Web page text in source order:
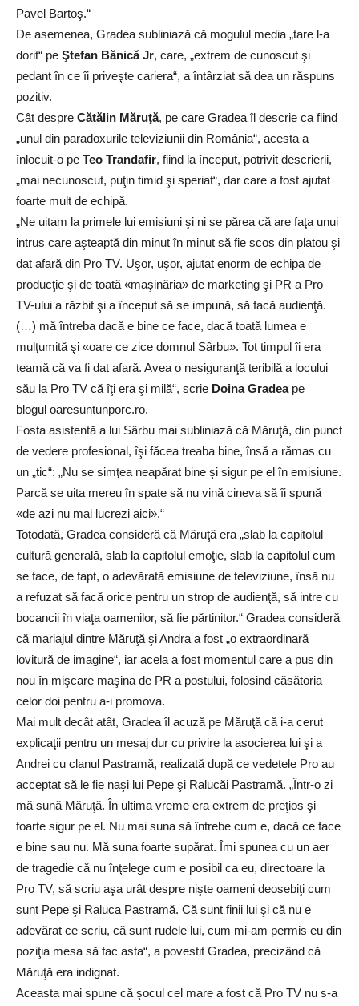
Pavel Bartoş.“
De asemenea, Gradea subliniază că mogulul media „tare l-a
dorit“ pe Ştefan Bănică Jr, care, „extrem de cunoscut şi
pedant în ce îi priveşte cariera“, a întârziat să dea un răspuns
pozitiv.
Cât despre Cătălin Măruţă, pe care Gradea îl descrie ca fiind
„unul din paradoxurile televiziunii din România“, acesta a
înlocuit-o pe Teo Trandafir, fiind la început, potrivit descrierii,
„mai necunoscut, puţin timid şi speriat“, dar care a fost ajutat
foarte mult de echipă.
„Ne uitam la primele lui emisiuni şi ni se părea că are faţa unui
intrus care aşteaptă din minut în minut să fie scos din platou şi
dat afară din Pro TV. Uşor, uşor, ajutat enorm de echipa de
producţie şi de toată «maşinăria» de marketing şi PR a Pro
TV-ului a răzbit şi a început să se impună, să facă audienţă.
(…) mă întreba dacă e bine ce face, dacă toată lumea e
mulţumită şi «oare ce zice domnul Sârbu». Tot timpul îi era
teamă că va fi dat afară. Avea o nesiguranţă teribilă a locului
său la Pro TV că îţi era şi milă“, scrie Doina Gradeape
blogul oaresuntunporc.ro.
Fosta asistentă a lui Sârbu mai subliniază că Măruţă, din punct
de vedere profesional, îşi făcea treaba bine, însă a rămas cu
un „tic“: „Nu se simţea neapărat bine şi sigur pe el în emisiune.
Parcă se uita mereu în spate să nu vină cineva să îi spună
«de azi nu mai lucrezi aici».“
Totodată, Gradea consideră că Măruţă era „slab la capitolul
cultură generală, slab la capitolul emoţie, slab la capitolul cum
se face, de fapt, o adevărată emisiune de televiziune, însă nu
a refuzat să facă orice pentru un strop de audienţă, să intre cu
bocancii în viaţa oamenilor, să fie părtinitor.“ Gradea consideră
că mariajul dintre Măruţă şi Andra a fost „o extraordinară
lovitură de imagine“, iar acela a fost momentul care a pus din
nou în mişcare maşina de PR a postului, folosind căsătoria
celor doi pentru a-i promova.
Mai mult decât atât, Gradea îl acuză pe Măruţă că i-a cerut
explicaţii pentru un mesaj dur cu privire la asocierea lui şi a
Andrei cu clanul Pastramă, realizată după ce vedetele Pro au
acceptat să le fie naşi lui Pepe şi Ralucăi Pastramă. „Într-o zi
mă sună Măruţă. În ultima vreme era extrem de preţios şi
foarte sigur pe el. Nu mai suna să întrebe cum e, dacă ce face
e bine sau nu. Mă suna foarte supărat. Îmi spunea cu un aer
de tragedie că nu înţelege cum e posibil ca eu, directoare la
Pro TV, să scriu aşa urât despre nişte oameni deosebiţi cum
sunt Pepe şi Raluca Pastramă. Că sunt finii lui şi că nu e
adevărat ce scriu, că sunt rudele lui, cum mi-am permis eu din
poziţia mesa să fac asta“, a povestit Gradea, precizând că
Măruţă era indignat.
Aceasta mai spune că şocul cel mare a fost că Pro TV nu s-a